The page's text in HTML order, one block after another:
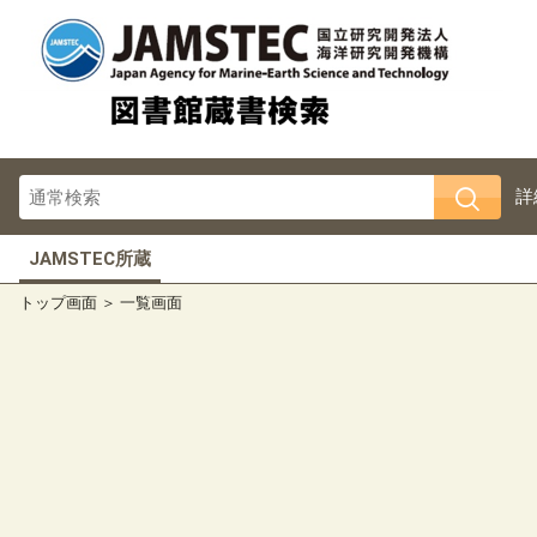
詳
JAMSTEC所蔵
トップ画面 一覧画面